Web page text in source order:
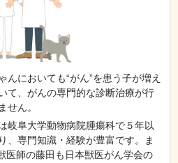
んにおいても“がん”を患う子が増え
て、がんの専門的な診断治療が行
せん。
岐阜大学動物病院腫瘍科で５年以
、専門知識・経験が豊富です。ま
医師の藤田も日本獣医がん学会の